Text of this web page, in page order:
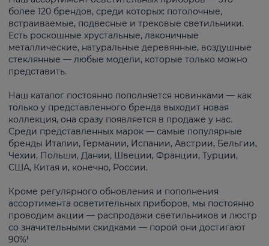
более 120 брендов, среди которых: потолочные,
встраиваемые, подвесные и трековые светильники.
Есть роскошные хрустальные, лаконичные
металлические, натуральные деревянные, воздушные
стеклянные — любые модели, которые только можно
представить.
Наш каталог постоянно пополняется новинками — как
только у представленного бренда выходит новая
коллекция, она сразу появляется в продаже у нас.
Среди представленных марок — самые популярные
бренды Италии, Германии, Испании, Австрии, Бельгии,
Чехии, Польши, Дании, Швеции, Франции, Турции,
США, Китая и, конечно, России.
Кроме регулярного обновления и пополнения
ассортимента осветительных приборов, мы постоянно
проводим акции — распродажи светильников и люстр
со значительными скидками — порой они достигают
90%!